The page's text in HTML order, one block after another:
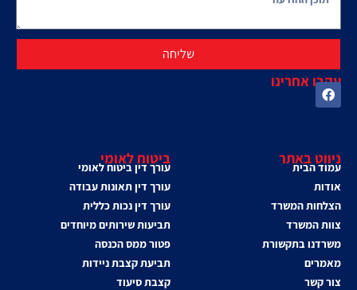
ניווט באתר
עמוד הבית
אודות
הצלחות המשרד
צוות המשרד
משרדנו בתקשורת
מאמרים
צור קשר
ביטוח לאומי
עורך דין ביטוח לאומי
עורך דין תאונות עבודה
עורך דין נכות כללית
תביעות שירותים מיוחדים
פטור ממס הכנסה
תביעת קצבת ניידות
קצבת סיעוד
שליחה
עקבו אחרינו